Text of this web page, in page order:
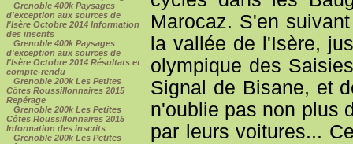
Grenoble 400k Paysages
d'exception aux sources de
l'Isère Octobre 2014 Information
des inscrits
Grenoble 400k Paysages
d'exception aux sources de
l'Isère Octobre 2014 Résultats et
compte-rendu
Grenoble 200k Les Petites
Côtes Roussillonnaires 2015
Repérage
Grenoble 200k Les Petites
Côtes Roussillonnaires 2015
Information des inscrits
Grenoble 200k Les Petites
Marocaz. S'en
la vallée de l'Isère,
olympique des
Signal de Bisane, et
n'oublie pas non plus
par leurs voitures...